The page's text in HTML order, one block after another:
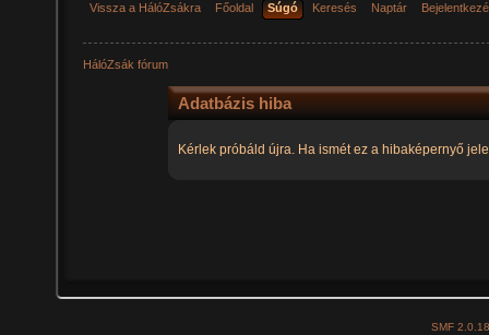
Vissza a HálóZsákra Főoldal Súgó Keresés Naptár
HálóZsák fórum
Adatbázis hiba
Kérlek próbáld újra. Ha ismét ez a hibaképernyő
SMF 2.0.18